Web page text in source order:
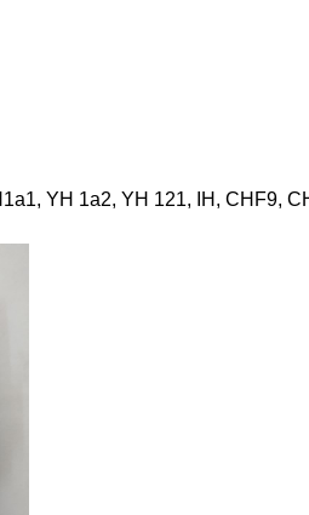
YH 1a2, YH 121, IH, CHF9,